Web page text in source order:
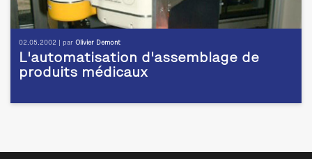
02.05.2002 | par Olivier Demont
L'automatisation d'assemblage de
produits médicaux